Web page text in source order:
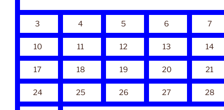
3 4 5 6 7
10 11 12 13 14
17 18 19 20 21
24 25 26 27 28